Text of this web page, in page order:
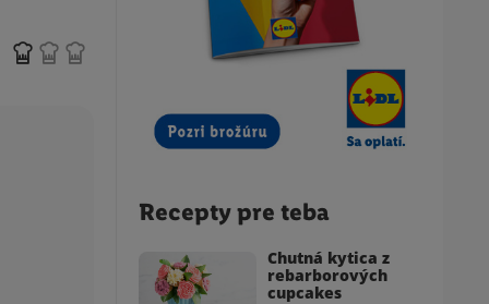
Recepty pre teba
Chutná kytica z
rebarborových
cupcakes